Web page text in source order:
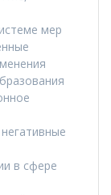
мер
в сфере